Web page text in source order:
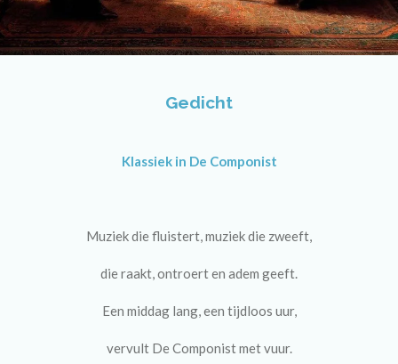
Gedicht
Klassiek in De Componist
Muziek die fluistert, muziek die zweeft,
die raakt, ontroert en adem geeft.
Een middag lang, een tijdloos uur,
vervult De Componist met vuur.